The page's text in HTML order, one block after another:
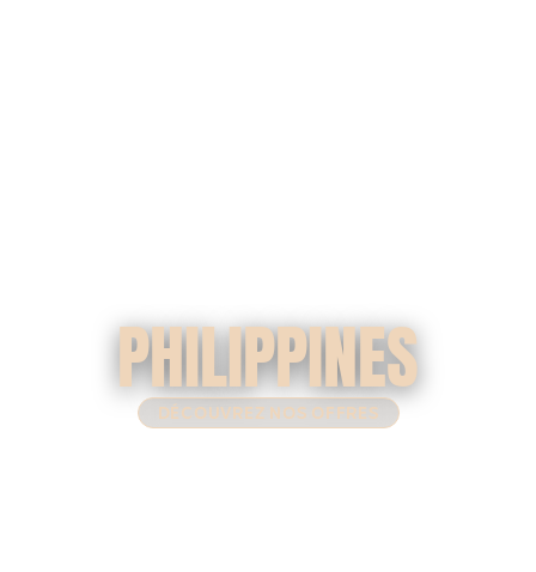
PHILIPPINES
DÉCOUVREZ NOS OFFRES